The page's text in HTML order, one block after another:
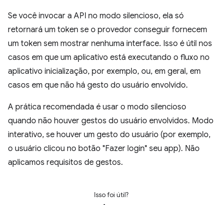
Se você invocar a API no modo silencioso, ela só
retornará um token se o provedor conseguir fornecem
um token sem mostrar nenhuma interface. Isso é útil nos
casos em que um aplicativo está executando o fluxo no
aplicativo inicialização, por exemplo, ou, em geral, em
casos em que não há gesto do usuário envolvido.
A prática recomendada é usar o modo silencioso
quando não houver gestos do usuário envolvidos. Modo
interativo, se houver um gesto do usuário (por exemplo,
o usuário clicou no botão "Fazer login" seu app). Não
aplicamos requisitos de gestos.
Isso foi útil?